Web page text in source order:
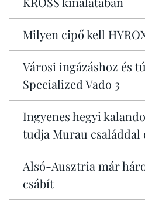
Milyen cipő kell
Városi ingázáshoz és
Specialized Vado 3
Ingyenes hegyi
tudja Murau családdal
Alsó-Ausztria már
csábít